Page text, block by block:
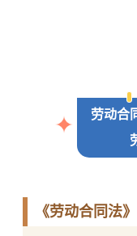
劳动合
《劳动合同法》